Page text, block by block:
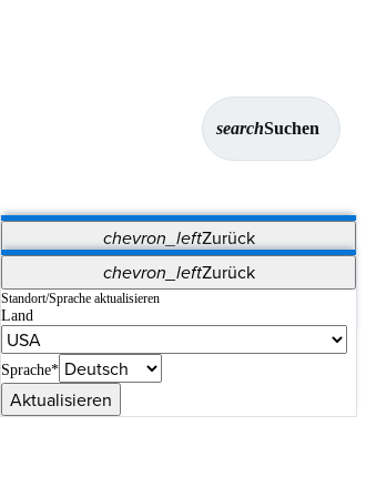
searchSuchen
chevron_leftZurück
Vet Systems OrthoPedia Patient
Supplier Portal
Synergy-Bildgebung und -Resektion
chevron_leftZurück
Standort/Sprache aktualisieren
Land
Sprache*
Aktualisieren